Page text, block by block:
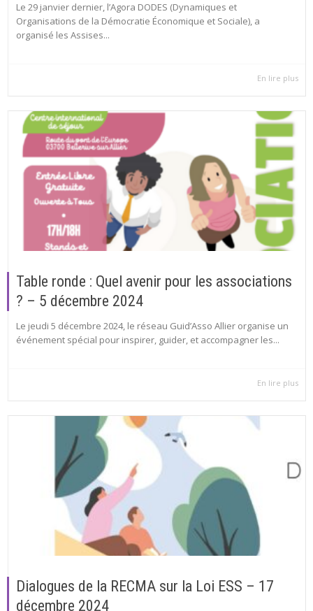
Le 29 janvier dernier, l’Agora DODES (Dynamiques et
Organisations de la Démocratie Économique et Sociale), a
organisé les Assises...
En lire plus
Table ronde : Quel avenir pour les associations
? – 5 décembre 2024
Le jeudi 5 décembre 2024, le réseau Guid’Asso Allier organise un
événement spécial pour inspirer, guider, et accompagner les...
En lire plus
Dialogues de la RECMA sur la Loi ESS – 17
décembre 2024